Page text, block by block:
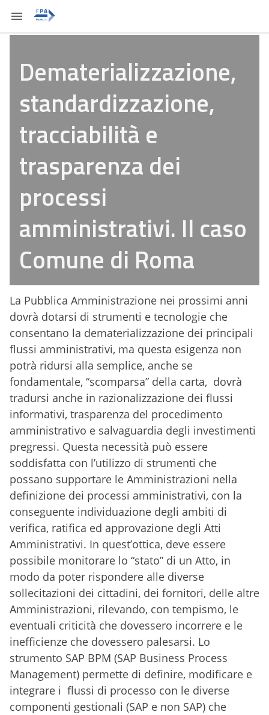
Dematerializzazione,
standardizzazione,
tracciabilità e
trasparenza dei
processi
amministrativi. Il caso
Comune di Roma
La Pubblica Amministrazione nei prossimi anni
dovrà dotarsi di strumenti e tecnologie che
consentano la dematerializzazione dei principali
flussi amministrativi, ma questa esigenza non
potrà ridursi alla semplice, anche se
fondamentale, “scomparsa” della carta, dovrà
tradursi anche in razionalizzazione dei flussi
informativi, trasparenza del procedimento
amministrativo e salvaguardia degli investimenti
pregressi. Questa necessità può essere
soddisfatta con l’utilizzo di strumenti che
possano supportare le Amministrazioni nella
definizione dei processi amministrativi, con la
conseguente individuazione degli ambiti di
verifica, ratifica ed approvazione degli Atti
Amministrativi. In quest’ottica, deve essere
possibile monitorare lo “stato” di un Atto, in
modo da poter rispondere alle diverse
sollecitazioni dei cittadini, dei fornitori, delle altre
Amministrazioni, rilevando, con tempismo, le
eventuali criticità che dovessero incorrere e le
inefficienze che dovessero palesarsi. Lo
strumento SAP BPM (SAP Business Process
Management) permette di definire, modificare e
integrare i flussi di processo con le diverse
componenti gestionali (SAP e non SAP) che